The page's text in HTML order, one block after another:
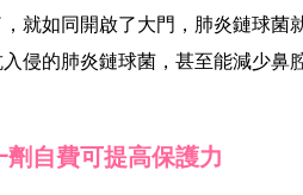
就如同開啟了大門，肺炎鏈球菌
侵的肺炎鏈球菌，甚至能減少鼻
劑自費可提高保護力